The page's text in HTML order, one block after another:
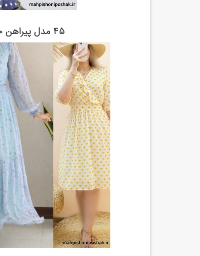
۴۵ مدل پیراهن حریر زیبا و خنک مناسب تابستان ۱۴۰۲